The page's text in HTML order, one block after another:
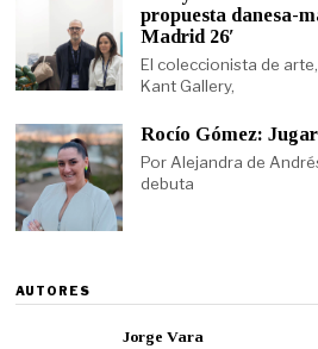
propuesta danesa-
Madrid 26′
El coleccionista de
Kant Gallery,
Rocío Gómez:
Por Alejandra de
debuta
AUTORES
Jorge Vara